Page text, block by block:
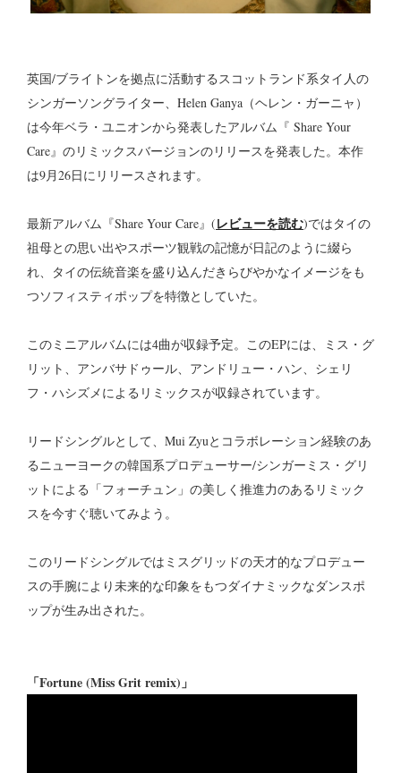
英国/ブライトンを拠点に活動するスコットランド系タイ人の
シンガーソングライター、Helen Ganya（ヘレン・ガーニャ）
は今年ベラ・ユニオンから発表したアルバム『 Share Your
Care』のリミックスバージョンのリリースを発表した。本作
は9月26日にリリースされます。
最新アルバム『Share Your Care』(レビューを読む)ではタイの
祖母との思い出やスポーツ観戦の記憶が日記のように綴ら
れ、タイの伝統音楽を盛り込んだきらびやかなイメージをも
つソフィスティポップを特徴としていた。
このミニアルバムには4曲が収録予定。このEPには、ミス・グ
リット、アンバサドゥール、アンドリュー・ハン、シェリ
フ・ハシズメによるリミックスが収録されています。
リードシングルとして、Mui Zyuとコラボレーション経験のあ
るニューヨークの韓国系プロデューサー/シンガーミス・グリ
ットによる「フォーチュン」の美しく推進力のあるリミック
スを今すぐ聴いてみよう。
このリードシングルではミスグリッドの天才的なプロデュー
スの手腕により未来的な印象をもつダイナミックなダンスポ
ップが生み出された。
「Fortune (Miss Grit remix)」